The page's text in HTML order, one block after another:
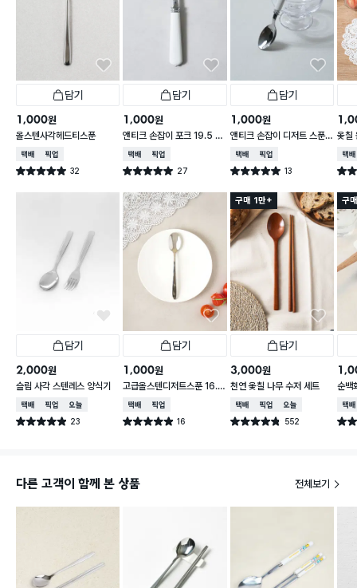
담기
1,000원
올스텐사각헤드티스푼
택배배송매장픽업
별점 5.0점 32
건 작성
담기
1,000원
앤티크 손잡이 포크 19.5 c
m
택배배송매장픽업
별점 5.0점 27
건 작성
담기
1,000원
앤티크 손잡이 디저트 스푼 1
6 cm
택배배송매장픽업
별점 5.0점 13
건 작성
옻칠
cm
택배
별점
담기
2,000원
슬림 사각 스텐레스 양식기
택배배송매장픽업오늘배송
별점 4.9점 23
건 작성
담기
1,000원
고급올스텐디저트스푼 16.5
cm
택배배송매장픽업
별점 4.9점 16
건 작성
구매 1만+
담기
3,000원
천연 옻칠 나무 수저 세트
택배배송매장픽업오늘배송
별점 4.8점 552
건 작성
구
순백
침
택배
별점
다른 고객이 함께 본 상품 전체보기